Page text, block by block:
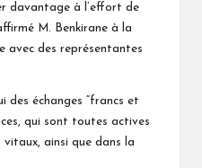
davantage à l’effort de
M. Benkirane à la
avec des représentantes
des échanges “francs et
qui sont toutes actives
ainsi que dans la